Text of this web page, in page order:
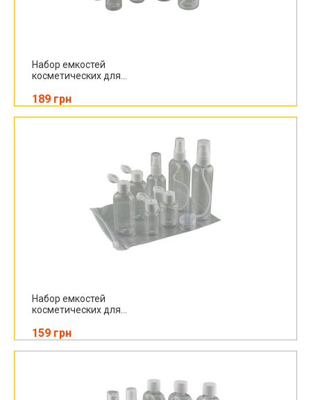
Набор емкостей
косметических для...
189 грн
Набор емкостей
косметических для...
159 грн